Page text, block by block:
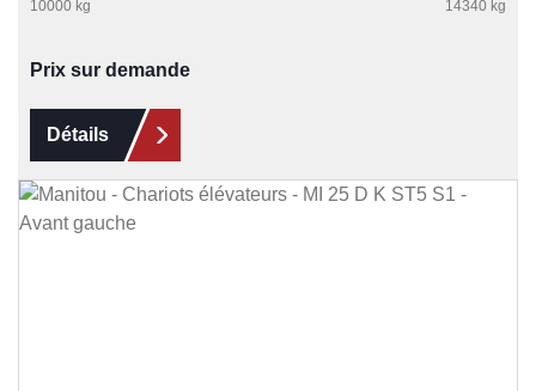
10000 kg
14340 kg
Prix sur demande
Détails